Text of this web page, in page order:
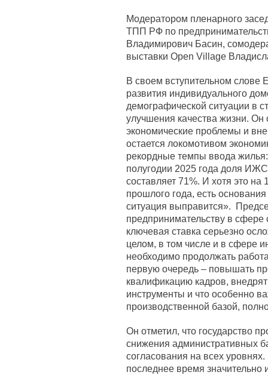
Модератором пленарного
ТПП РФ по
Владимирович Басин,
выставки Open Village
В своем вступительном слове
развития индивидуального
демографической ситуации в
улучшения качества жизни. Он
экономические проблемы и
остается локомотивом
рекордные темпы ввода
полугодии 2025 года доля
составляет 71%. И хотя это
прошлого года, есть
ситуация выправится».
предпринимательству в сфере
ключевая ставка серьезно
целом, в том числе и в сфере
необходимо продолжать
первую очередь – повышать
квалификацию кадров,
инструменты и что особенно
производственной базой,
Он отметил, что государство
снижения административных
согласования на всех
последнее время значительно